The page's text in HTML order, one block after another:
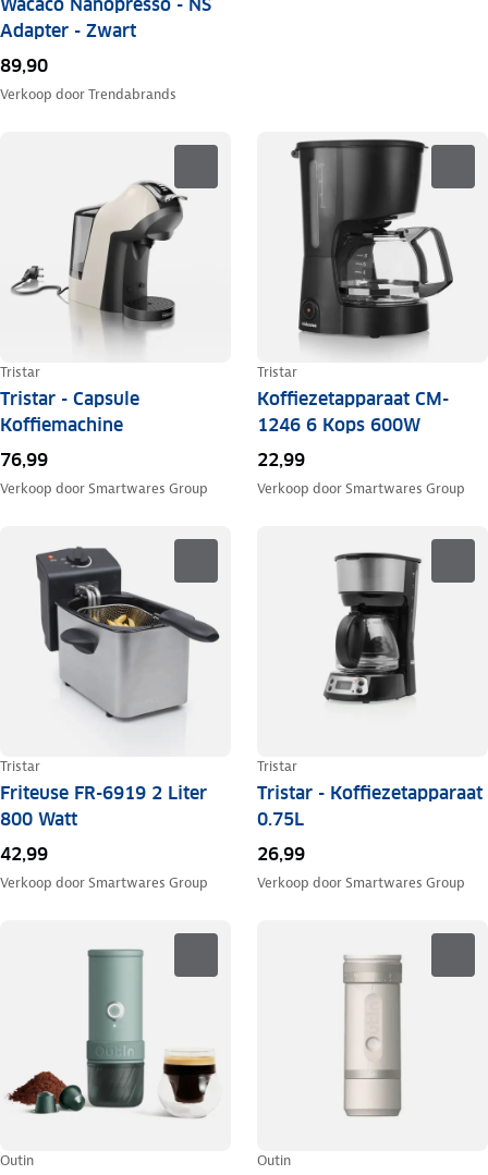
Wacaco Nanopresso - NS
Adapter - Zwart
89,90
Verkoop doorTrendabrands
Tristar
Tristar - Capsule
Koffiemachine
76,99
Verkoop doorSmartwares Group
Tristar
Koffiezetapparaat CM-
1246 6 Kops 600W
22,99
Verkoop doorSmartwares Group
Tristar
Friteuse FR-6919 2 Liter
800 Watt
42,99
Verkoop doorSmartwares Group
Tristar
Tristar - Koffiezetapparaat
0.75L
26,99
Verkoop doorSmartwares Group
Outin Outin